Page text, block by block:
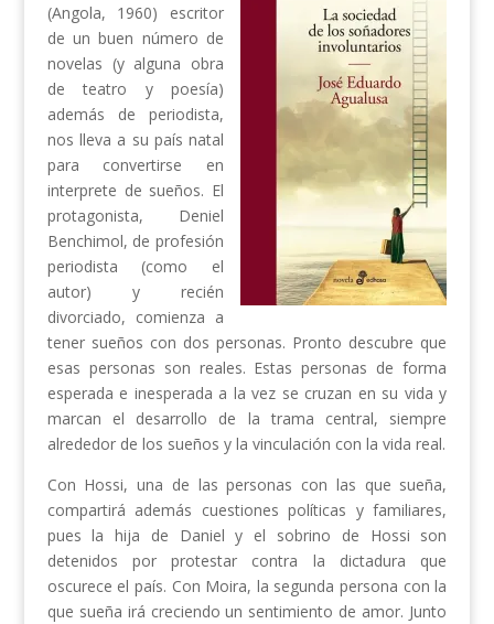
(Angola, 1960) escritor
de un buen número de
novelas (y alguna obra
de teatro y poesía)
además de periodista,
nos lleva a su país natal
para convertirse en
interprete de sueños. El
protagonista, Deniel
Benchimol, de profesión
periodista (como el
autor) y recién
divorciado, comienza a
tener sueños con dos personas. Pronto descubre que
esas personas son reales. Estas personas de forma
esperada e inesperada a la vez se cruzan en su vida y
marcan el desarrollo de la trama central, siempre
alrededor de los sueños y la vinculación con la vida real.
Con Hossi, una de las personas con las que sueña,
compartirá además cuestiones políticas y familiares,
pues la hija de Daniel y el sobrino de Hossi son
detenidos por protestar contra la dictadura que
oscurece el país. Con Moira, la segunda persona con la
que sueña irá creciendo un sentimiento de amor. Junto